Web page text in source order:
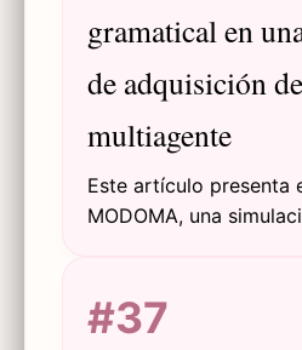
gramatical en
de adquisición
multiagente
Este artículo presenta
MODOMA, una
categorías
adulto mediante
#37